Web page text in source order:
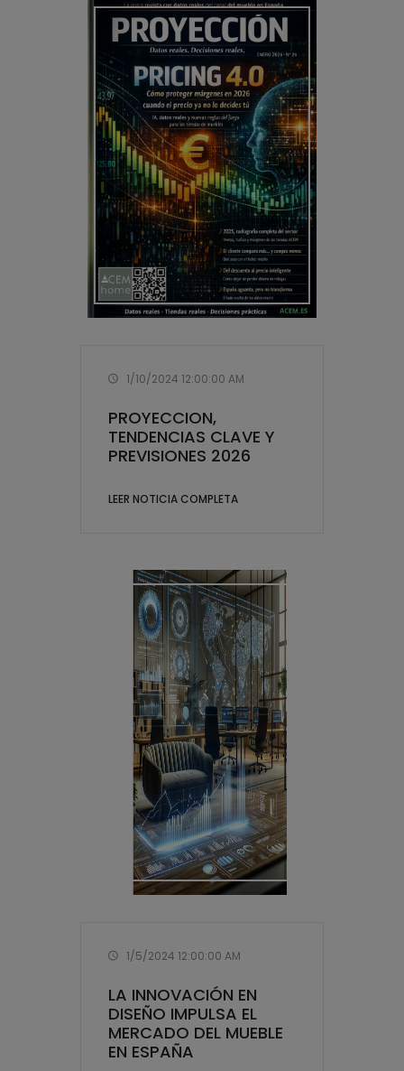
1/10/2024 12:00:00 AM
PROYECCION,
TENDENCIAS CLAVE Y
PREVISIONES 2026
LEER NOTICIA COMPLETA
1/5/2024 12:00:00 AM
LA INNOVACIÓN EN
DISEÑO IMPULSA EL
MERCADO DEL MUEBLE
EN ESPAÑA